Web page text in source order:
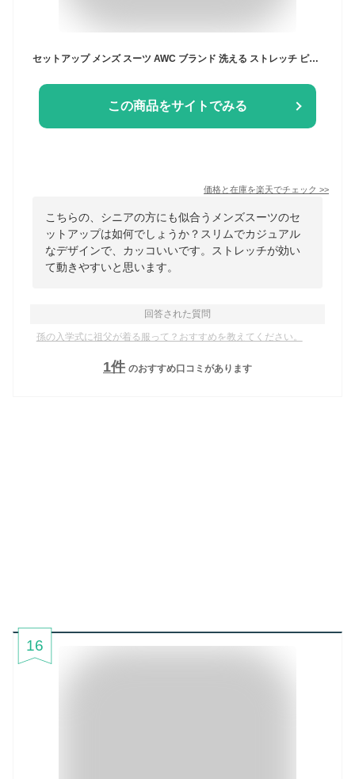
セットアップ メンズ スーツ AWC ブランド 洗える ストレッチ ピンヘッド LANATEC カジュアルスーツ ビジネススーツ セットアップスーツ ストレッチスーツ 防シワ 春 秋冬 通勤 オフィスカジュアル 結婚式 二次会 七五三 お宮参り 入学 入園 卒業 卒園 セレモニー
この商品をサイトでみる
価格と在庫を楽天でチェック >>
こちらの、シニアの方にも似合うメンズスーツのセ
ットアップは如何でしょうか？スリムでカジュアル
なデザインで、カッコいいです。ストレッチが効い
て動きやすいと思います。
回答された質問
孫の入学式に祖父が着る服って？おすすめを教えてください。
1件 のおすすめ口コミがあります
16